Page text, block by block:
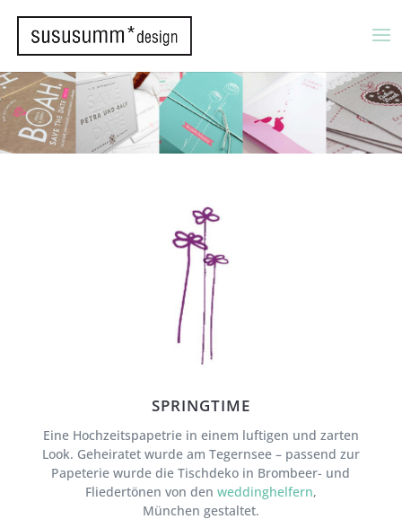
SPRINGTIME
Eine Hochzeitspapetrie in einem luftigen und zarten
Look. Geheiratet wurde am Tegernsee – passend zur
Papeterie wurde die Tischdeko in Brombeer- und
Fliedertönen von den weddinghelfern,
München gestaltet.